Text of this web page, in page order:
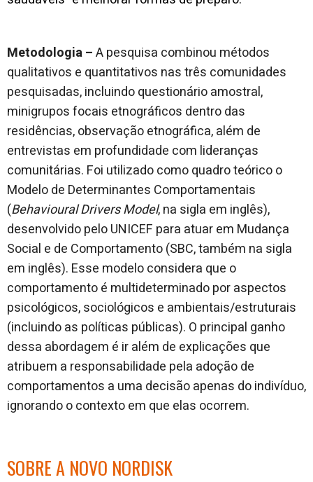
Metodologia –A pesquisa combinou métodos
qualitativos e quantitativos nas três comunidades
pesquisadas, incluindo questionário amostral,
minigrupos focais etnográficos dentro das
residências, observação etnográfica, além de
entrevistas em profundidade com lideranças
comunitárias. Foi utilizado como quadro teórico o
Modelo de Determinantes Comportamentais
(Behavioural Drivers Model, na sigla em inglês),
desenvolvido pelo UNICEF para atuar em Mudança
Social e de Comportamento (SBC, também na sigla
em inglês). Esse modelo considera que o
comportamento é multideterminado por aspectos
psicológicos, sociológicos e ambientais/estruturais
(incluindo as políticas públicas). O principal ganho
dessa abordagem é ir além de explicações que
atribuem a responsabilidade pela adoção de
comportamentos a uma decisão apenas do indivíduo,
ignorando o contexto em que elas ocorrem.
SOBRE A NOVO NORDISK